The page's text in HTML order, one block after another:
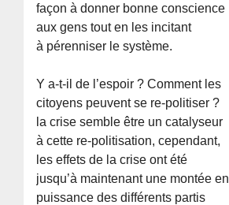
façon à donner bonne conscience
aux gens tout en les incitant
à pérenniser le système.
Y a-t-il de l’espoir ? Comment les
citoyens peuvent se re-politiser ?
la crise semble être un catalyseur
à cette re-politisation, cependant,
les effets de la crise ont été
jusqu’à maintenant une montée en
puissance des différents partis